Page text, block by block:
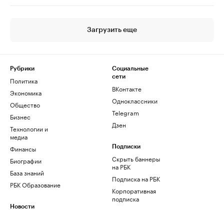
Загрузить еще
Рубрики
Политика
Экономика
Общество
Бизнес
Технологии и
медиа
Финансы
Биографии
База знаний
РБК Образование
Новости
Социальные
сети
ВКонтакте
Одноклассники
Telegram
Дзен
Подписки
Скрыть баннеры
на РБК
Подписка на РБК
Корпоративная
подписка